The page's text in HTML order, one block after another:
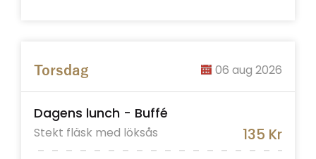
Torsdag 06 aug 2026
Dagens lunch - Buffé
Stekt fläsk med löksås 135 Kr